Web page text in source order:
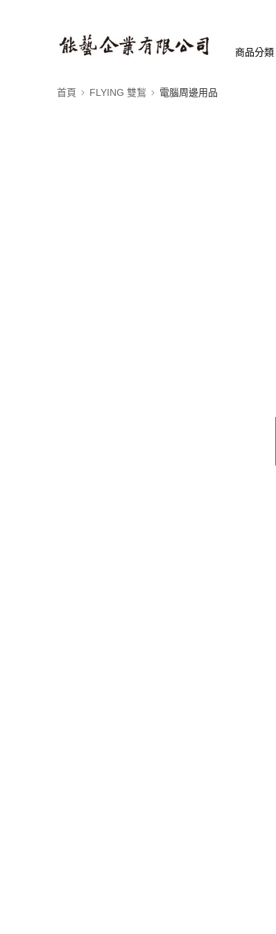
商品分類
首頁 FLYING 雙鶖 電腦周邊用品